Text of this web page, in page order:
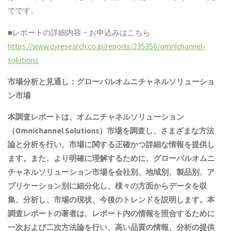
でです。
■レポートの詳細内容・お申込みはこちら
https://www.qyresearch.co.jp/reports/235356/omnichannel-
solutions
市場分析と見通し：グローバルオムニチャネルソリューショ
ン市場
本調査レポートは、オムニチャネルソリューション
（Omnichannel Solutions）市場を調査し、さまざまな方法
論と分析を行い、市場に関する正確かつ詳細な情報を提供し
ます。また、より明確に理解するために、グローバルオムニ
チャネルソリューション市場を会社別、地域別、製品別、ア
プリケーション別に細分化し、様々の方面からデータを収
集、分析し、市場の現状、今後のトレンドを説明します。本
調査レポートの著者は、レポート内の情報を照合するために
一次および二次方法論を行い、高い品質の情報、分析の提供